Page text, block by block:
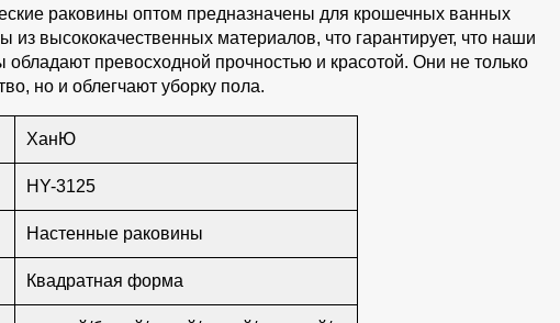
раковины оптом предназначены для крошечных ванных
из высококачественных материалов, что гарантирует, что наши
обладают превосходной прочностью и красотой. Они не только
но и облегчают уборку пола.
ХанЮ
HY-3125
Настенные раковины
Квадратная форма